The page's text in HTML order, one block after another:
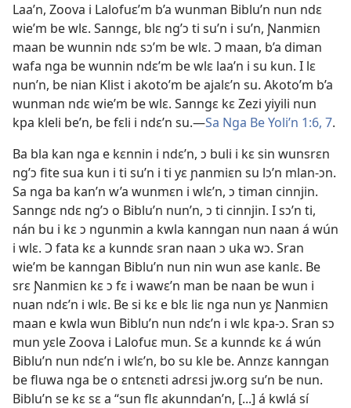
Laa’n, Zoova i Lalofuɛ’m b’a wunman Biblu’n nun ndɛ
wie’m be wlɛ. Sanngɛ, blɛ ng’ɔ ti su’n i su’n, Ɲanmiɛn
maan be wunnin ndɛ sɔ’m be wlɛ. Ɔ maan, b’a diman
wafa nga be wunnin ndɛ’m be wlɛ laa’n i su kun. I lɛ
nun’n, be nian Klist i akoto’m be ajalɛ’n su. Akoto’m b’a
wunman ndɛ wie’m be wlɛ. Sanngɛ kɛ Zezi yiyili nun
kpa kleli be’n, be fɛli i ndɛ’n su.—Sa Nga Be Yoli’n 1:6, 7.
Ba bla kan nga e kɛnnin i ndɛ’n, ɔ buli i kɛ sin wunsrɛn
ng’ɔ fite sua kun i ti su’n i ti yɛ ɲanmiɛn su lɔ’n mlan-ɔn.
Sa nga ba kan’n w’a wunmɛn i wlɛ’n, ɔ timan cinnjin.
Sanngɛ ndɛ ng’ɔ o Biblu’n nun’n, ɔ ti cinnjin. I sɔ’n ti,
nán bu i kɛ ɔ ngunmin a kwla kanngan nun naan á wún
i wlɛ. Ɔ fata kɛ a kunndɛ sran naan ɔ uka wɔ. Sran
wie’m be kanngan Biblu’n nun nin wun ase kanlɛ. Be
srɛ Ɲanmiɛn kɛ ɔ fɛ i wawɛ’n man be naan be wun i
nuan ndɛ’n i wlɛ. Be si kɛ e blɛ liɛ nga nun yɛ Ɲanmiɛn
maan e kwla wun Biblu’n nun ndɛ’n i wlɛ kpa-ɔ. Sran sɔ
mun yɛle Zoova i Lalofuɛ mun. Sɛ a kunndɛ kɛ á wún
Biblu’n nun ndɛ’n i wlɛ’n, bo su kle be. Annzɛ kanngan
be fluwa nga be o ɛntɛnɛti adrɛsi jw.org su’n be nun.
Biblu’n se kɛ sɛ a “sun flɛ akunndan’n, [...] á kwlá sí